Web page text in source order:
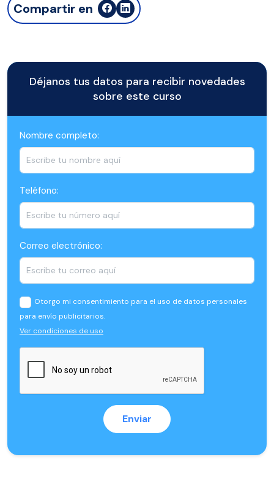
Compartir en
Déjanos tus datos para recibir novedades
sobre este curso
Nombre completo:
Teléfono:
Correo electrónico:
Otorgo mi consentimiento para el uso de datos personales
para envío publicitarios.
Ver condiciones de uso